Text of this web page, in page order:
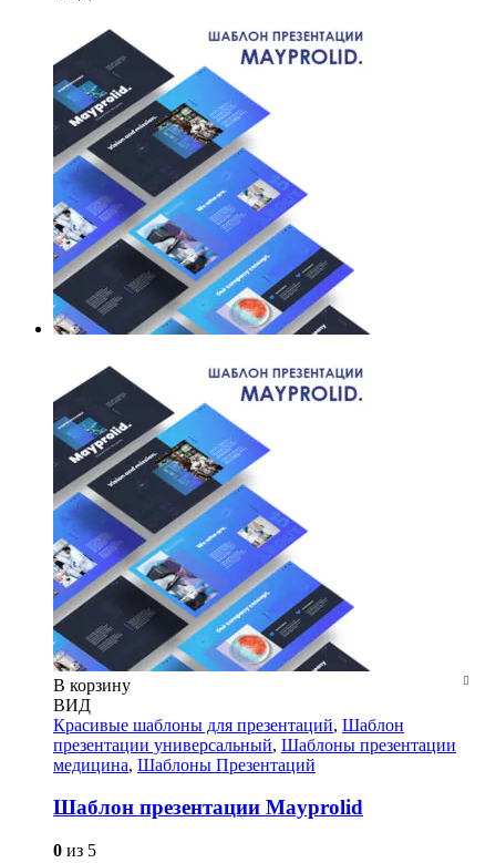
В корзину
ВИД
Красивые шаблоны для презентаций, Шаблон
презентации универсальный, Шаблоны презентации
медицина, Шаблоны Презентаций
Шаблон презентации Mayprolid
0 из 5